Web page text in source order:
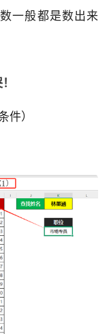
一般都是数出来
件）